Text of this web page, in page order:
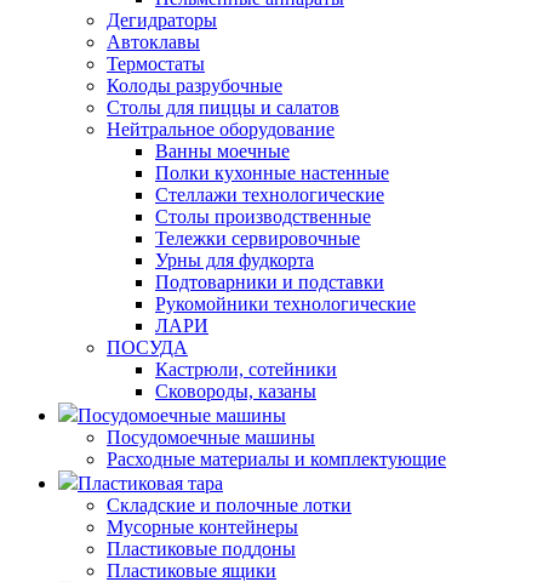
Дегидраторы
Автоклавы
Термостаты
Колоды разрубочные
Столы для пиццы и салатов
Нейтральное оборудование
Ванны моечные
Полки кухонные настенные
Стеллажи технологические
Столы производственные
Тележки сервировочные
Урны для фудкорта
Подтоварники и подставки
Рукомойники технологические
ЛАРИ
ПОСУДА
Кастрюли, сотейники
Сковороды, казаны
Посудомоечные машины
Посудомоечные машины
Расходные материалы и комплектующие
Пластиковая тара
Складские и полочные лотки
Мусорные контейнеры
Пластиковые поддоны
Пластиковые ящики